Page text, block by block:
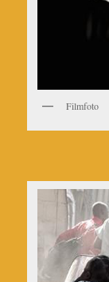
Filmfoto